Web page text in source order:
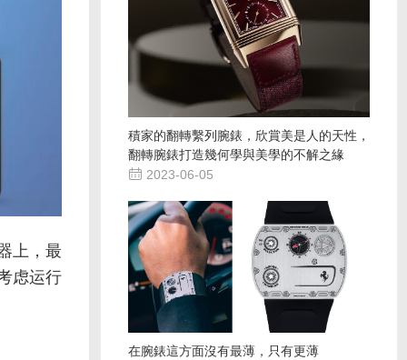
上，最
虑运行
積家的翻轉繫列腕錶，欣賞美是人的天性，
翻轉腕錶打造幾何學與美學的不解之緣
 2023-06-05
在腕錶這方面沒有最薄，只有更薄